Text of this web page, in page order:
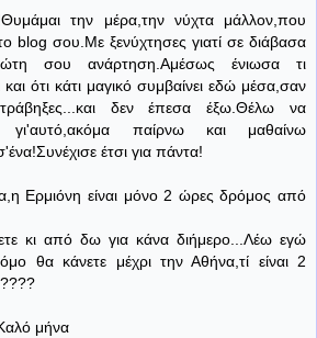
την μέρα,την νύχτα μάλλον,που
blog σου.Με ξενύχτησες γιατί σε διάβασα
σου ανάρτηση.Αμέσως ένιωσα τι
ότι κάτι μαγικό συμβαίνει εδώ μέσα,σαν
δεν έπεσα έξω.Θέλω να
γι'αυτό,ακόμα παίρνω και μαθαίνω
έτσι για πάντα!
Ερμιόνη είναι μόνο 2 ώρες δρόμος από
κι από δω για κάνα διήμερο...Λέω εγώ
θα κάνετε μέχρι την Αθήνα,τί είναι 2
μήνα